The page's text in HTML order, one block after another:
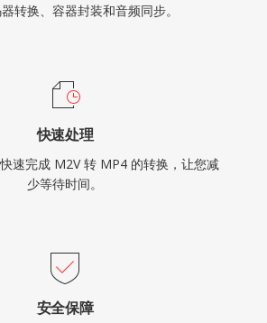
转换、容器封装和音频同步。
快速处理
速完成 M2V 转 MP4 的转换，让您减
少等待时间。
安全保障